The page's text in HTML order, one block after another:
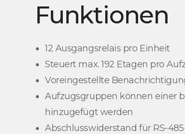
Funktionen
12 Ausgangsrelais pro Einheit
Steuert max. 192 Etagen pro
Voreingestellte
Aufzugsgruppen können einer
hinzugefügt werden
Abschlusswiderstand für RS-